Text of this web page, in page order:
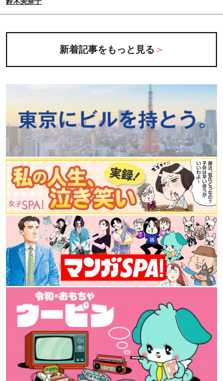
新着記事をもっと見る